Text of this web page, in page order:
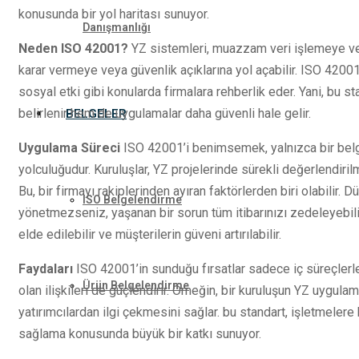
Danışmanlığı
BELGELER
ISO Belgelendirme
Ürün Belgelendirme
konusunda bir yol haritası sunuyor.
Neden ISO 42001? YZ sistemleri, muazzam veri işlemeye
karar vermeye veya güvenlik açıklarına yol açabilir. ISO
sosyal etki gibi konularda firmalara rehberlik eder. Yani, bu
belirlenir hem de uygulamalar daha güvenli hale gelir.
Uygulama Süreci ISO 42001’i benimsemek, yalnızca bir
yolculuğudur. Kuruluşlar, YZ projelerinde sürekli
Bu, bir firmayı rakiplerinden ayıran faktörlerden biri olabilir.
yönetmezseniz, yaşanan bir sorun tüm itibarınızı
elde edilebilir ve müşterilerin güveni artırılabilir.
Faydaları ISO 42001’in sunduğu fırsatlar sadece iç
olan ilişkileri de güçlendirir. Örneğin, bir kuruluşun YZ
yatırımcılardan ilgi çekmesini sağlar. bu standart,
sağlama konusunda büyük bir katkı sunuyor.